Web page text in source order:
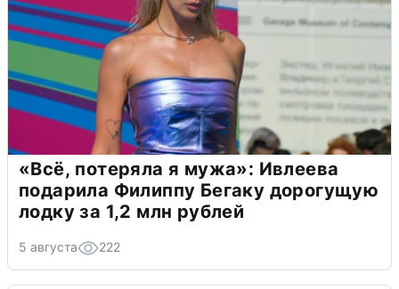
«Всё, потеряла я мужа»: Ивлеева
подарила Филиппу Бегаку дорогущую
лодку за 1,2 млн рублей
5 августа 222